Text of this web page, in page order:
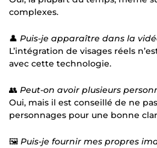
complexes.
👤 Puis-je apparaître dans la
L’intégration de visages réels
avec cette technologie.
👥 Peut-on avoir plusieurs
Oui, mais il est conseillé de ne
personnages pour une bonne
🖼 Puis-je fournir mes propres